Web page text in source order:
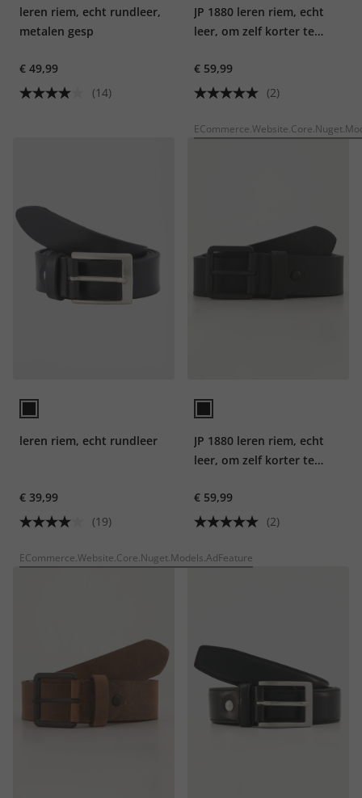
leren riem, echt rundleer,
metalen gesp
€ 49,99
(14)
JP 1880 leren riem, echt
leer, om zelf korter te
€ 59,99
(2)
leren riem, echt rundleer
€ 39,99
(19)
JP 1880 leren riem, echt
leer, om zelf korter te
€ 59,99
(2)
ECommerce.Website.Core.Nuget.Models.AdFeature